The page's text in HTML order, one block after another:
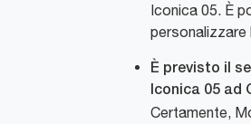
Iconica 05. È
personalizzare
È previsto il
Iconica 05 ad
Certamente,